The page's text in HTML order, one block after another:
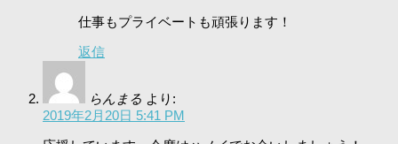
仕事もプライベートも頑張ります！
返信
らんまる より:
2019年2月20日 5:41 PM